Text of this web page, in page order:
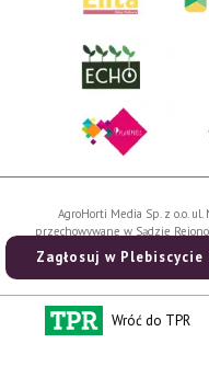
Zagłosuj w
AgroHorti Media Sp. z o.o.
przechowywane w Sądzie
VIII Wydziale
529158846,
AgroHorti Media Sp. z o.o,
kopiowanie i dalsze
Wróć do TPR